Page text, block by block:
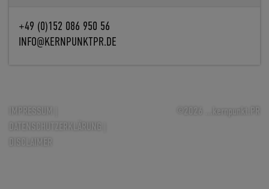
+49 (0)152 086 950 56
INFO@KERNPUNKTPR.DE
IMPRESSUM
DATENSCHUTZERKLÄRUNG
DISCLAIMER
©2026 ...kernpunkt.PR